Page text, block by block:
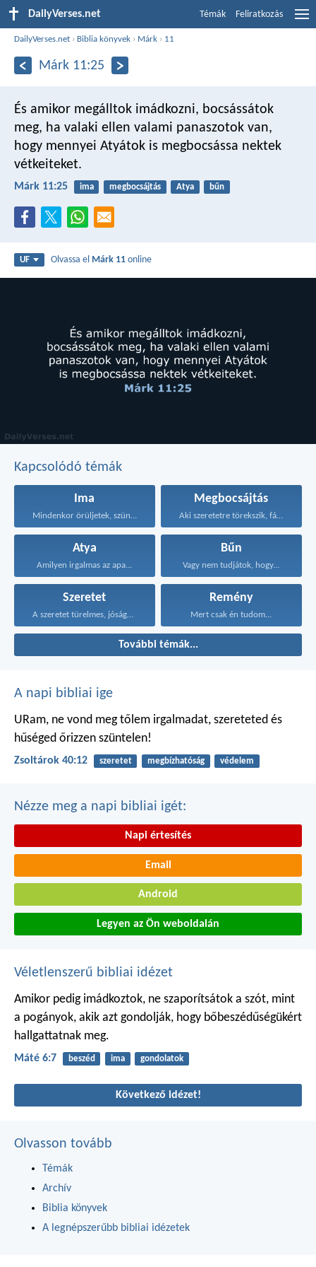
DailyVerses.net Témák Feliratkozás
DailyVerses.net › Biblia könyvek › Márk › 11
Márk 11:25
És amikor megálltok imádkozni, bocsássátok
meg, ha valaki ellen valami panaszotok van,
hogy mennyei Atyátok is megbocsássa nektek
vétkeiteket.
Márk 11:25 ima megbocsájtás Atya bűn
UF Olvassa el Márk 11 online
Kapcsolódó témák
Ima
Mindenkor örüljetek, szüntelenül imádkozzatok...
Megbocsájtás
Aki szeretetre törekszik, fátyolt...
Atya
Amilyen irgalmas az apa...
Bűn
Vagy nem tudjátok, hogy...
Szeretet
A szeretet türelmes, jóságos...
Remény
Mert csak én tudom...
További témák...
A napi bibliai ige
URam, ne vond meg tőlem irgalmadat, szereteted és
hűséged őrizzen szüntelen!
Zsoltárok 40:12 szeretet megbízhatóság védelem
Nézze meg a napi bibliai igét:
Napi értesítés
Email
Android
Legyen az Ön weboldalán
Véletlenszerű bibliai idézet
Amikor pedig imádkoztok, ne szaporítsátok a szót, mint
a pogányok, akik azt gondolják, hogy bőbeszédűségükért
hallgattatnak meg.
Máté 6:7 beszéd ima gondolatok
Következő idézet!
Olvasson tovább
Témák
Archív
Biblia könyvek
A legnépszerűbb bibliai idézetek